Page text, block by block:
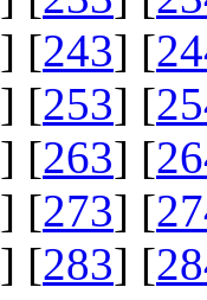
] [243] [
] [253] [
] [263] [
] [273] [
] [283] [